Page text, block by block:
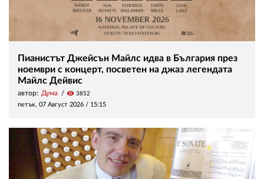
Пианистът Джейсън Майлс идва в България през
ноември с концерт, посветен на джаз легендата
Майлс Дейвис
автор: Дума visibility 3852
петък, 07 Август 2026 / 15:15